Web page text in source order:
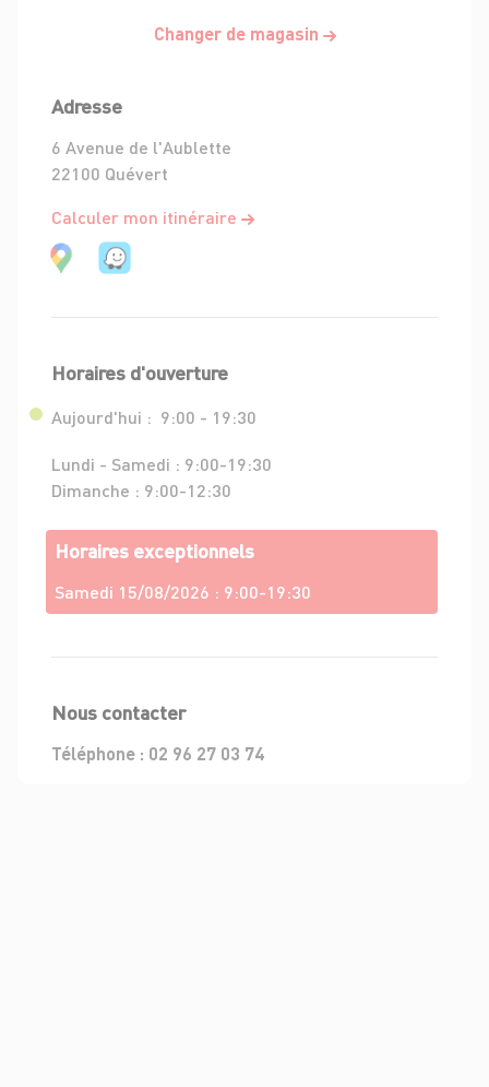
Changer de magasin
Adresse
6 Avenue de l'Aublette
22100 Quévert
Calculer mon itinéraire
Horaires d'ouverture
Aujourd'hui : 9:00 - 19:30
Lundi - Samedi : 9:00-19:30
Dimanche : 9:00-12:30
Horaires exceptionnels
Samedi 15/08/2026 : 9:00-19:30
Nous contacter
Téléphone : 02 96 27 03 74